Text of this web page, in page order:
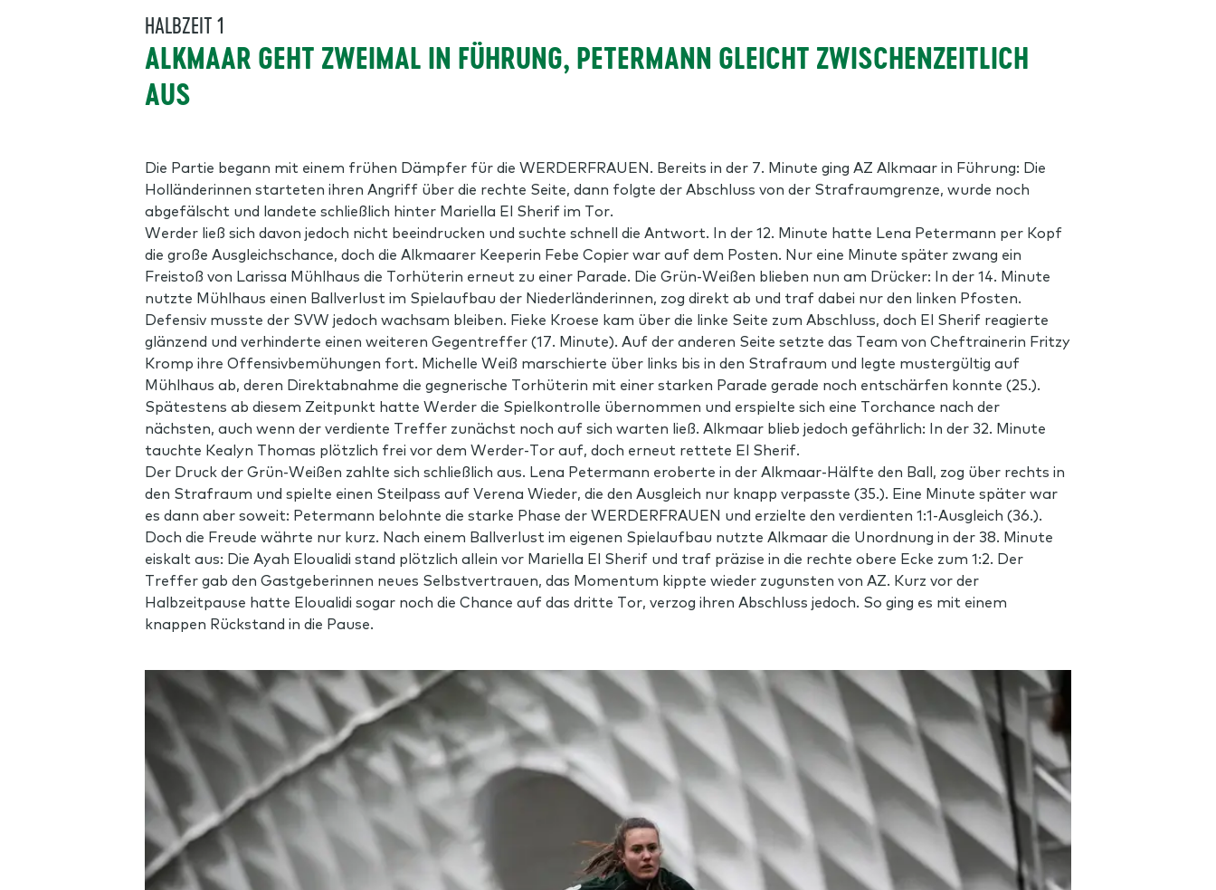
HALBZEIT 1
ALKMAAR GEHT ZWEIMAL IN FÜHRUNG, PETERMANN GLEICHT ZWISCHENZEITLICH
AUS
Die Partie begann mit einem frühen Dämpfer für die WERDERFRAUEN. Bereits in der 7. Minute ging AZ Alkmaar in Führung: Die
Holländerinnen starteten ihren Angriff über die rechte Seite, dann folgte der Abschluss von der Strafraumgrenze, wurde noch
abgefälscht und landete schließlich hinter Mariella El Sherif im Tor.
Werder ließ sich davon jedoch nicht beeindrucken und suchte schnell die Antwort. In der 12. Minute hatte Lena Petermann per Kopf
die große Ausgleichschance, doch die Alkmaarer Keeperin Febe Copier war auf dem Posten. Nur eine Minute später zwang ein
Freistoß von Larissa Mühlhaus die Torhüterin erneut zu einer Parade. Die Grün-Weißen blieben nun am Drücker: In der 14. Minute
nutzte Mühlhaus einen Ballverlust im Spielaufbau der Niederländerinnen, zog direkt ab und traf dabei nur den linken Pfosten.
Defensiv musste der SVW jedoch wachsam bleiben. Fieke Kroese kam über die linke Seite zum Abschluss, doch El Sherif reagierte
glänzend und verhinderte einen weiteren Gegentreffer (17. Minute). Auf der anderen Seite setzte das Team von Cheftrainerin Fritzy
Kromp ihre Offensivbemühungen fort. Michelle Weiß marschierte über links bis in den Strafraum und legte mustergültig auf
Mühlhaus ab, deren Direktabnahme die gegnerische Torhüterin mit einer starken Parade gerade noch entschärfen konnte (25.).
Spätestens ab diesem Zeitpunkt hatte Werder die Spielkontrolle übernommen und erspielte sich eine Torchance nach der
nächsten, auch wenn der verdiente Treffer zunächst noch auf sich warten ließ. Alkmaar blieb jedoch gefährlich: In der 32. Minute
tauchte Kealyn Thomas plötzlich frei vor dem Werder-Tor auf, doch erneut rettete El Sherif.
Der Druck der Grün-Weißen zahlte sich schließlich aus. Lena Petermann eroberte in der Alkmaar-Hälfte den Ball, zog über rechts in
den Strafraum und spielte einen Steilpass auf Verena Wieder, die den Ausgleich nur knapp verpasste (35.). Eine Minute später war
es dann aber soweit: Petermann belohnte die starke Phase der WERDERFRAUEN und erzielte den verdienten 1:1-Ausgleich (36.).
Doch die Freude währte nur kurz. Nach einem Ballverlust im eigenen Spielaufbau nutzte Alkmaar die Unordnung in der 38. Minute
eiskalt aus: Die Ayah Eloualidi stand plötzlich allein vor Mariella El Sherif und traf präzise in die rechte obere Ecke zum 1:2. Der
Treffer gab den Gastgeberinnen neues Selbstvertrauen, das Momentum kippte wieder zugunsten von AZ. Kurz vor der
Halbzeitpause hatte Eloualidi sogar noch die Chance auf das dritte Tor, verzog ihren Abschluss jedoch. So ging es mit einem
knappen Rückstand in die Pause.